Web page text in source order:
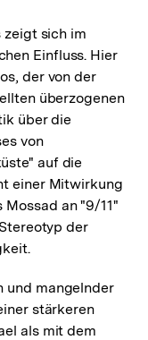
sich im
Einfluss. Hier
der von der
überzogenen
über die
von
auf die
einer Mitwirkung
an "9/11"
der
und mangelnder
stärkeren
als mit dem